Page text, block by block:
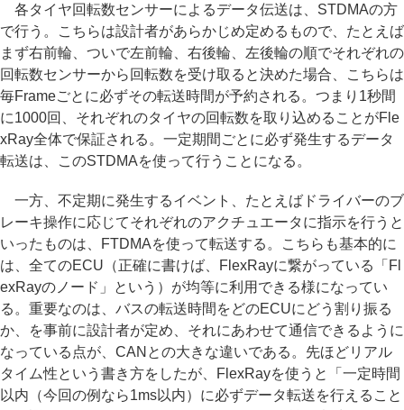
各タイヤ回転数センサーによるデータ伝送は、STDMAの方
で行う。こちらは設計者があらかじめ定めるもので、たとえば
まず右前輪、ついで左前輪、右後輪、左後輪の順でそれぞれの
回転数センサーから回転数を受け取ると決めた場合、こちらは
毎Frameごとに必ずその転送時間が予約される。つまり1秒間
に1000回、それぞれのタイヤの回転数を取り込めることがFle
xRay全体で保証される。一定期間ごとに必ず発生するデータ
転送は、このSTDMAを使って行うことになる。
一方、不定期に発生するイベント、たとえばドライバーのブ
レーキ操作に応じてそれぞれのアクチュエータに指示を行うと
いったものは、FTDMAを使って転送する。こちらも基本的に
は、全てのECU（正確に書けば、FlexRayに繋がっている「Fl
exRayのノード」という）が均等に利用できる様になってい
る。重要なのは、バスの転送時間をどのECUにどう割り振る
か、を事前に設計者が定め、それにあわせて通信できるように
なっている点が、CANとの大きな違いである。先ほどリアル
タイム性という書き方をしたが、FlexRayを使うと「一定時間
以内（今回の例なら1ms以内）に必ずデータ転送を行えること